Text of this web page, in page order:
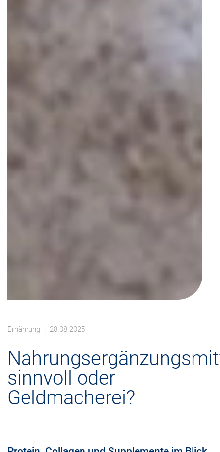
Ernährung | 28.08.2025
sinnvoll oder
Geldmacherei?